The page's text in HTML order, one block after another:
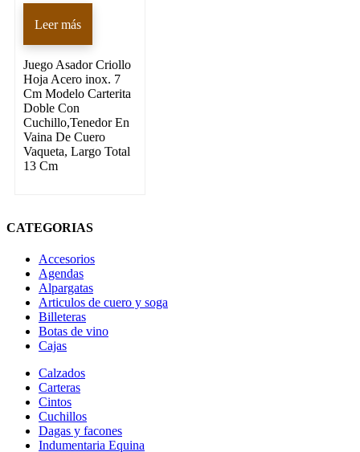
Leer más
Juego Asador Criollo
Hoja Acero inox. 7
Cm Modelo Carterita
Doble Con
Cuchillo,Tenedor En
Vaina De Cuero
Vaqueta, Largo Total
13 Cm
CATEGORIAS
Accesorios
Agendas
Alpargatas
Articulos de cuero y soga
Billeteras
Botas de vino
Cajas
Calzados
Carteras
Cintos
Cuchillos
Dagas y facones
Indumentaria Equina